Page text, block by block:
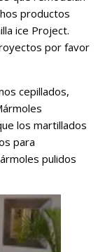
productos
ice Project.
por favor
cepillados,
los martillados
para
pulidos